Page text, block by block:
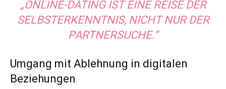
„ONLINE-DATING IST EINE REISE DER
SELBSTERKENNTNIS, NICHT NUR DER
PARTNERSUCHE.“
Umgang mit Ablehnung in digitalen
Beziehungen